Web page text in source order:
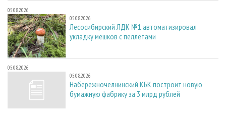
05.08.2026
05.08.2026
Лесосибирский ЛДК №1 автоматизировал
укладку мешков с пеллетами
05.08.2026
05.08.2026
Набережночелнинский КБК построит новую
бумажную фабрику за 3 млрд рублей